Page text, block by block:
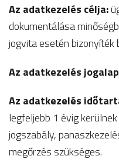
Az adatkezelés célja:
dokumentálása
jogvita esetén bizonyíték
Az adatkezelés
Az adatkezelés
legfeljebb 1 évig
jogszabály,
megőrzés szükséges.